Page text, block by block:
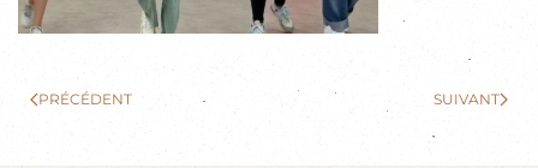
PRÉCÉDENT SUIVANT